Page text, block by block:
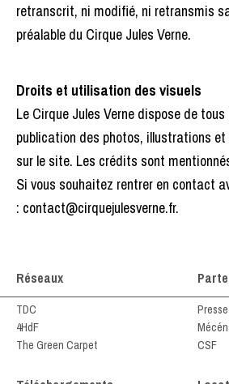
retranscrit, ni modifié, ni retransmis
préalable du Cirque Jules Verne.
Droits et utilisation des visuels
Le Cirque Jules Verne dispose de
publication des photos, illustrations
sur le site. Les crédits sont
Si vous souhaitez rentrer en contact
: contact@cirquejulesverne.fr.
Réseaux
TDC
4HdF
The Green Carpet
CSF